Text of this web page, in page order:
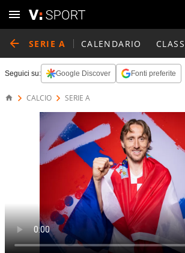
SERIE A CALENDARIO
Seguici su: Google Discover Fonti preferite
CALCIO SERIE A